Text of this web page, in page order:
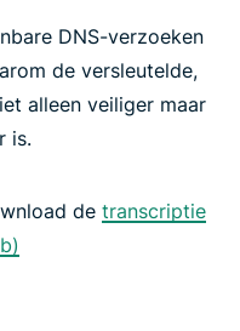
DNS
DNS
DNS-verzoeken
de versleutelde,
alleen veiliger maar
is.
de transcriptie